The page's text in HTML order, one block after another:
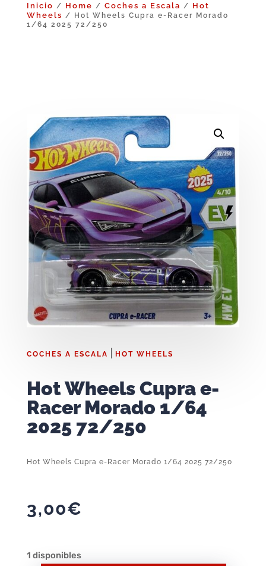
Inicio / Home / Coches a Escala / Hot
Wheels / Hot Wheels Cupra e-Racer Morado
1/64 2025 72/250
COCHES A ESCALA HOT WHEELS
Hot Wheels Cupra e-
Racer Morado 1/64
2025 72/250
Hot Wheels Cupra e-Racer Morado 1/64 2025 72/250
3,00€
1 disponibles